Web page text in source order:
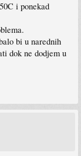
i ponekad
bi u narednih
dok ne dodjem u